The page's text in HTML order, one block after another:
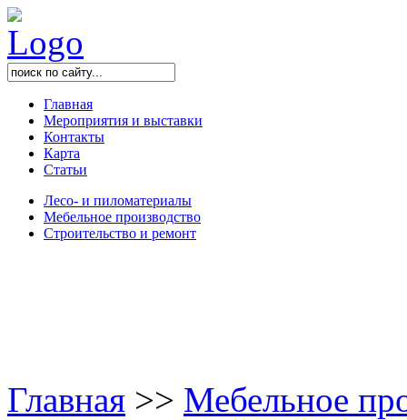
Главная
Мероприятия и выставки
Контакты
Карта
Статьи
Лесо- и пиломатериалы
Мебельное производство
Строительство и ремонт
Главная >> Мебельное